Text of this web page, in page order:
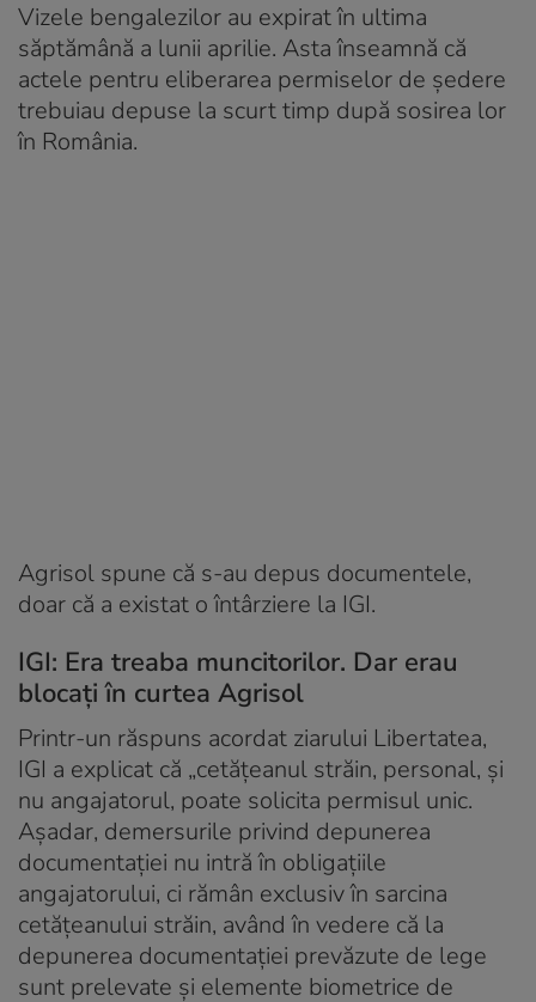
Vizele bengalezilor au expirat în ultima
săptămână a lunii aprilie. Asta înseamnă că
actele pentru eliberarea permiselor de ședere
trebuiau depuse la scurt timp după sosirea lor
în România.
Agrisol spune că s-au depus documentele,
doar că a existat o întârziere la IGI.
IGI: Era treaba muncitorilor. Dar erau
blocați în curtea Agrisol
Printr-un răspuns acordat ziarului Libertatea,
IGI a explicat că „cetățeanul străin, personal, și
nu angajatorul, poate solicita permisul unic.
Așadar, demersurile privind depunerea
documentației nu intră în obligațiile
angajatorului, ci rămân exclusiv în sarcina
cetățeanului străin, având în vedere că la
depunerea documentației prevăzute de lege
sunt prelevate și elemente biometrice de